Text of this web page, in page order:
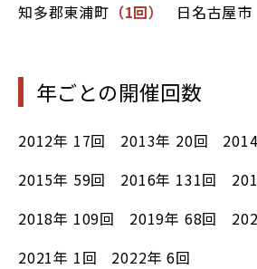
知多郡東浦町 （1回） 日名古屋市
年ごとの開催回数
2012年 17回 2013年 20回
2015年 59回 2016年 131回
2018年 109回 2019年 68回
2021年 1回 2022年6回